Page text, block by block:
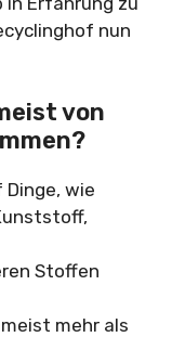
nun
von
wie
Stoffen
mehr als